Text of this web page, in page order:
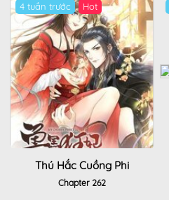
4 tuần trước Hot
Thú Hắc Cuồng Phi
Chapter 262